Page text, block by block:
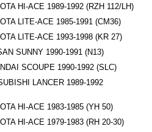
HI-ACE 1989-1992 (RZH 112/LH)
LITE-ACE 1985-1991 (CM36)
LITE-ACE 1993-1998 (KR 27)
SUNNY 1990-1991 (N13)
SCOUPE 1990-1992 (SLC)
LANCER 1989-1992
HI-ACE 1983-1985 (YH 50)
HI-ACE 1979-1983 (RH 20-30)